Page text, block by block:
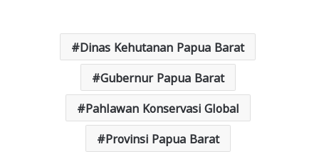
Dinas Kehutanan Papua Barat
Gubernur Papua Barat
Pahlawan Konservasi Global
Provinsi Papua Barat